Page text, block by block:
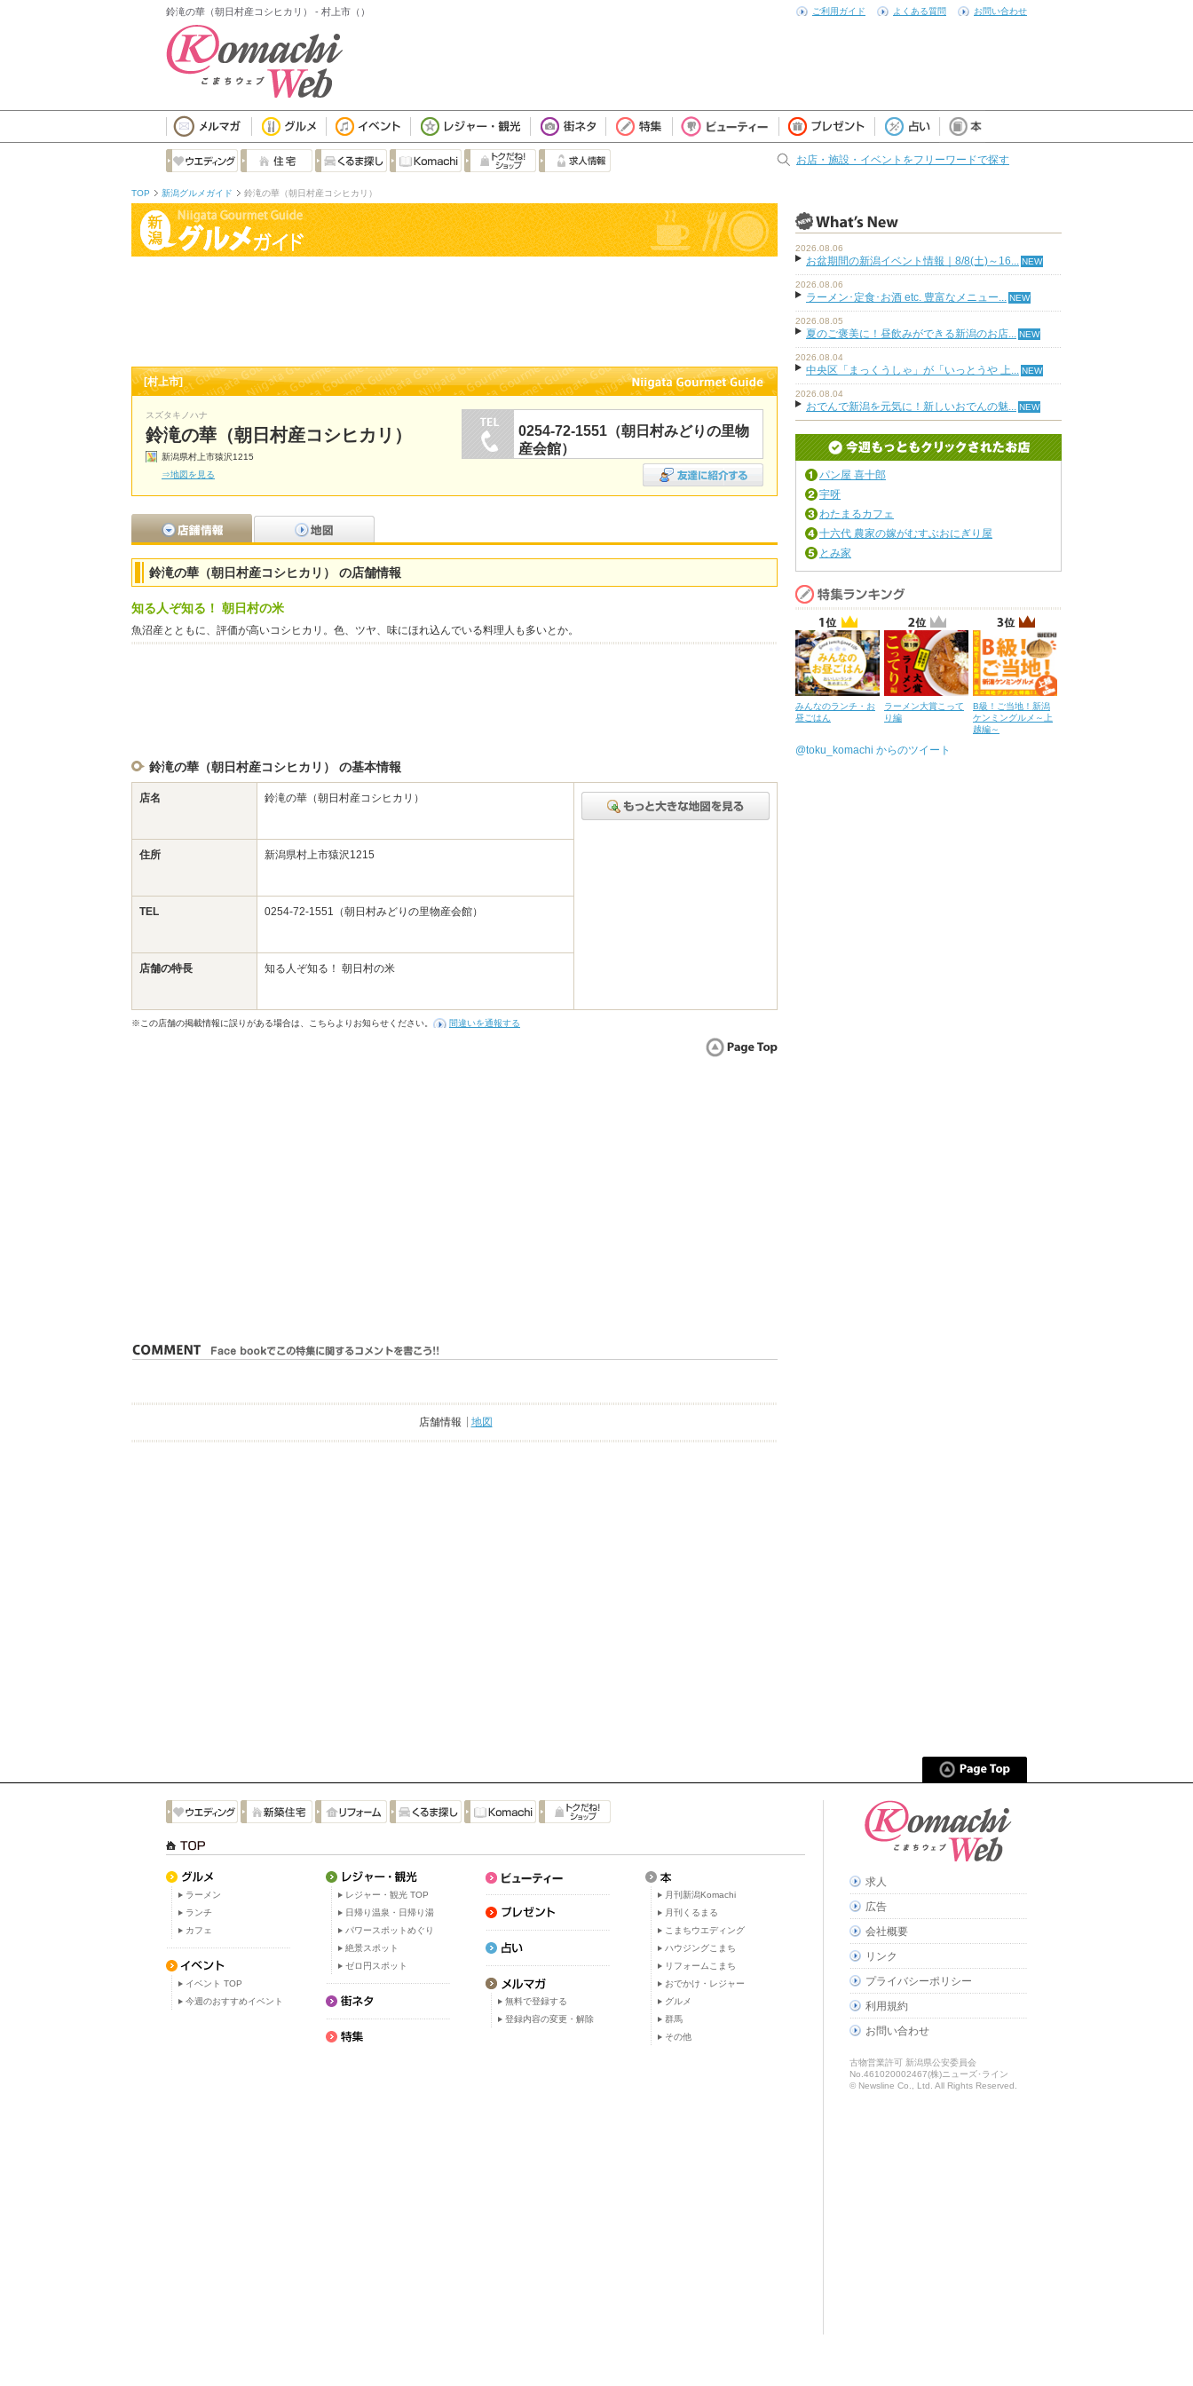
鈴滝の華（朝日村産コシヒカリ） - 村上市（） ご利用ガイド よくある質問 お問い合わせ
お店・施設・イベントをフリーワードで探す
TOP 新潟グルメガイド 鈴滝の華（朝日村産コシヒカリ）
[村上市]
スズタキノハナ
鈴滝の華（朝日村産コシヒカリ）
新潟県村上市猿沢1215
⇒地図を見る
0254-72-1551（朝日村みどりの里物
産会館）
鈴滝の華（朝日村産コシヒカリ） の店舗情報
知る人ぞ知る！ 朝日村の米
魚沼産とともに、評価が高いコシヒカリ。色、ツヤ、味にほれ込んでいる料理人も多いとか。
鈴滝の華（朝日村産コシヒカリ） の基本情報
店名 鈴滝の華（朝日村産コシヒカリ）
住所 新潟県村上市猿沢1215
TEL 0254-72-1551（朝日村みどりの里物産会館）
店舗の特長 知る人ぞ知る！ 朝日村の米
※この店舗の掲載情報に誤りがある場合は、こちらよりお知らせください。 間違いを通報する
店舗情報 地図
2026.08.06
お盆期間の新潟イベント情報｜8/8(土)～16...
2026.08.06
ラーメン･定食･お酒 etc. 豊富なメニュー...
2026.08.05
夏のご褒美に！昼飲みができる新潟のお店...
2026.08.04
中央区「まっくうしゃ」が「いっとうや 上...
2026.08.04
おでんで新潟を元気に！新しいおでんの魅...
パン屋 喜十郎
宇呀
わたまるカフェ
十六代 農家の嫁がむすぶおにぎり屋
とみ家
みんなのランチ・お
昼ごはん
ラーメン大賞こって
り編
B級！ご当地！新潟
ケンミングルメ～上
越編～
@toku_komachi からのツイート
ラーメン
ランチ
カフェ
イベント TOP
今週のおすすめイベント
レジャー・観光 TOP
日帰り温泉・日帰り湯
パワースポットめぐり
絶景スポット
ゼロ円スポット
無料で登録する
登録内容の変更・解除
月刊新潟Komachi
月刊くるまる
こまちウエディング
ハウジングこまち
リフォームこまち
おでかけ・レジャー
グルメ
群馬
その他
求人
広告
会社概要
リンク
プライバシーポリシー
利用規約
お問い合わせ
古物営業許可 新潟県公安委員会
No.461020002467(株)ニューズ･ライン
© Newsline Co., Ltd. All Rights Reserved.